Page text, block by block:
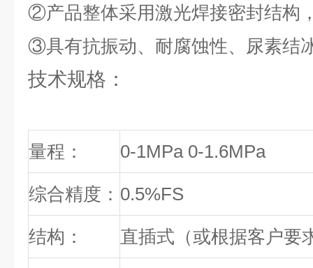
②产品整体采用激光焊接密封结构
③具有抗振动、耐腐蚀性、尿素结
技术规格：
量程： 0-1MPa 0-1.6MPa
综合精度： 0.5%FS
结构： 直插式（或根据客户要